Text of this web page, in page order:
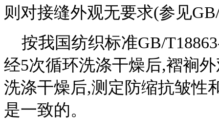
则对接缝外观无要求(参见
按我国纺织标准GB/
经5次循环洗涤干燥后,褶裥
洗涤干燥后,测定防缩抗皱性
是一致的。